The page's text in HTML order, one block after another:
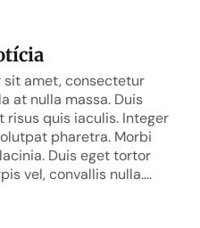
sit amet, consectetur
at nulla massa. Duis
risus quis iaculis. Integer
pharetra. Morbi
Duis eget tortor
vel, convallis nulla.